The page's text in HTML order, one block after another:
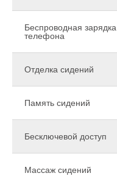
Беспроводная зарядка
телефона
Отделка сидений
Память сидений
Бесключевой доступ
Массаж сидений